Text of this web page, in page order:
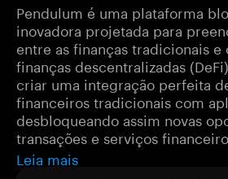
Pendulum é uma plataforma
inovadora projetada para
entre as finanças tradicionais e
finanças descentralizadas
criar uma integração perfeita
financeiros tradicionais com
desbloqueando assim novas
transações e serviços
Leia mais